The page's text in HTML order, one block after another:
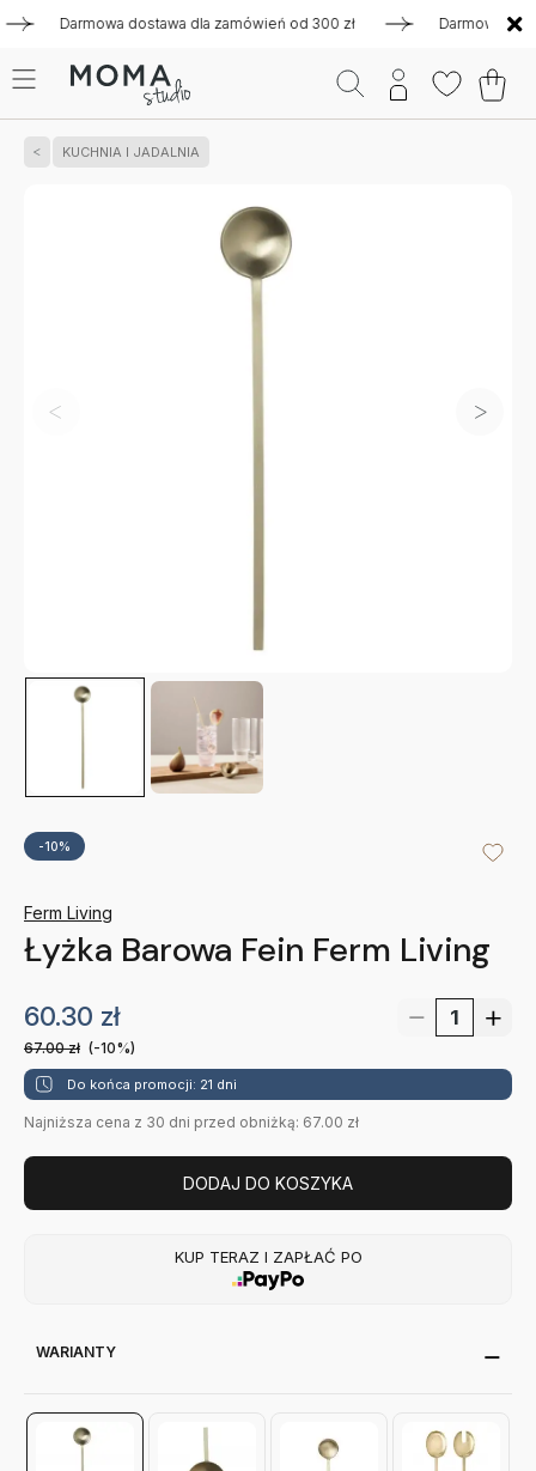
Darmowa dostawa dla zamówień od 300 zł Darmowa
KUCHNIA I JADALNIA
-10%
Ferm Living
Łyżka Barowa Fein Ferm Living
60.30 zł
67.00zł (-10%)
Do końca promocji: 21 dni
Najniższa cena z 30 dni przed obniżką: 67.00 zł
DODAJ DO KOSZYKA
KUP TERAZ I ZAPŁAĆ PO
WARIANTY